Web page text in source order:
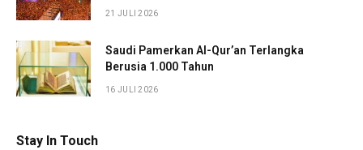
21 JULI 2026
Saudi Pamerkan Al-Qur’an Terlangka
Berusia 1.000 Tahun
16 JULI 2026
Stay In Touch